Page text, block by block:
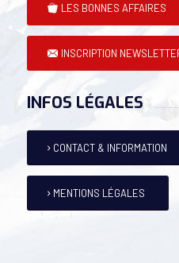
LES BONNES AFFAIRES
INSCRIPTION
INFOS LÉGALES
CONTACT & INFORMATION
MENTIONS LÉGALES